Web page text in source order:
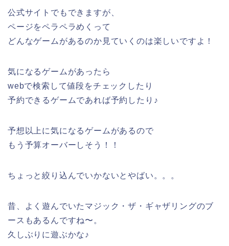
公式サイトでもできますが、
ページをペラペラめくって
どんなゲームがあるのか見ていくのは楽しいですよ！
気になるゲームがあったら
webで検索して値段をチェックしたり
予約できるゲームであれば予約したり♪
予想以上に気になるゲームがあるので
もう予算オーバーしそう！！
ちょっと絞り込んでいかないとやばい。。。
昔、よく遊んでいたマジック・ザ・ギャザリングのブ
ースもあるんですね〜。
久しぶりに遊ぶかな♪